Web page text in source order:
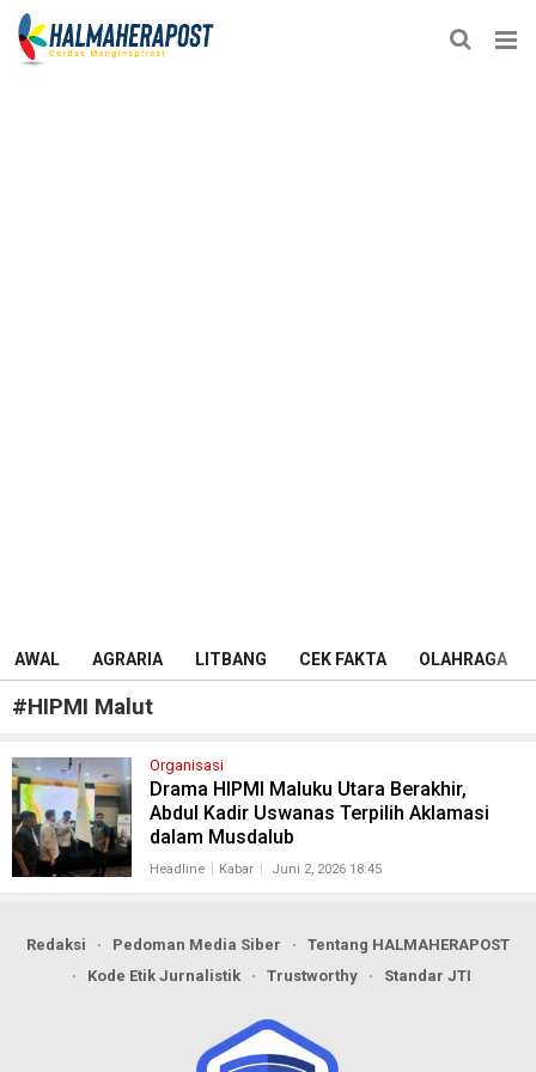
AWAL AGRARIA LITBANG CEK FAKTA OLAHRAGA
#HIPMI Malut
Organisasi
Drama HIPMI Maluku Utara Berakhir,
Abdul Kadir Uswanas Terpilih Aklamasi
dalam Musdalub
Headline Kabar Juni 2, 2026 18:45
Redaksi Pedoman Media Siber
Tentang HALMAHERAPOST
Kode Etik Jurnalistik
Trustworthy Standar JTI